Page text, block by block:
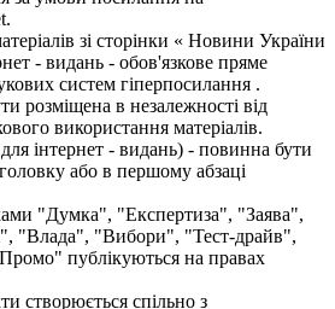
зі сторінки « Новини України
- видань - обов'язкове пряме
систем гіперпосилання .
розміщена в незалежності від
використання матеріалів.
інтернет - видань) - повинна бути
або в першому абзаці
"Думка", "Експертиза", "Заява",
"Влада", "Вибори", "Тест-драйв",
публікуються на правах
створюється спільно з